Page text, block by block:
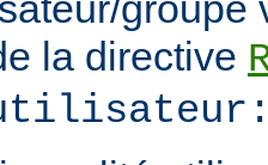
la directive